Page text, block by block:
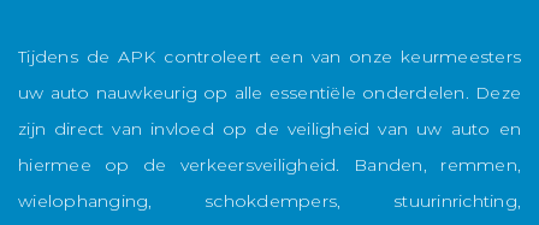
Tijdens de APK controleert een van onze keurmeesters
uw auto nauwkeurig op alle essentiële onderdelen. Deze
zijn direct van invloed op de veiligheid van uw auto en
hiermee op de verkeersveiligheid. Banden, remmen,
wielophanging, schokdempers, stuurinrichting,